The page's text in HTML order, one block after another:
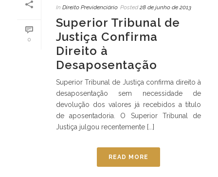
0
In Direito Previdenciário Posted 28 de junho de 2013
Superior Tribunal de
Justiça Confirma
Direito à
Desaposentação
Superior Tribunal de Justiça confirma direito à
desaposentação sem necessidade de
devolução dos valores já recebidos a título
de aposentadoria. O Superior Tribunal de
Justiça julgou recentemente [...]
READ MORE